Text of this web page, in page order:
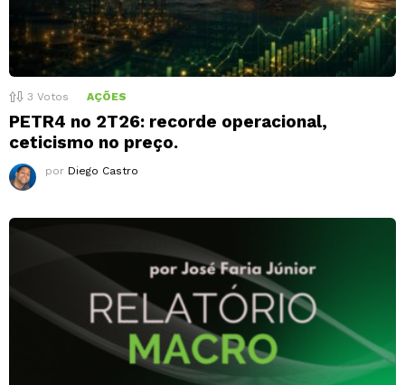
3 Votos AÇÕES
PETR4 no 2T26: recorde operacional,
ceticismo no preço.
por Diego Castro